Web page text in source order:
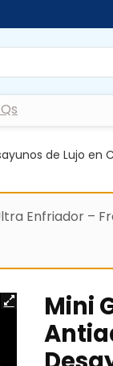
de Lujo en
Enfriador –
Mini